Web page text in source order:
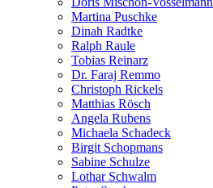
Martina Puschke
Dinah Radtke
Ralph Raule
Tobias Reinarz
Dr. Faraj Remmo
Christoph Rickels
Matthias Rösch
Angela Rubens
Michaela Schadeck
Birgit Schopmans
Sabine Schulze
Lothar Schwalm